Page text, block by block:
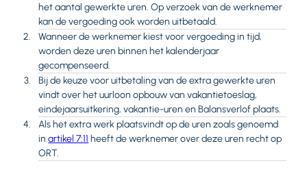
het aantal gewerkte uren. Op verzoek van de werknemer
kan de vergoeding ook worden uitbetaald.
Wanneer de werknemer kiest voor vergoeding in tijd,
worden deze uren binnen het kalenderjaar
gecompenseerd.
Bij de keuze voor uitbetaling van de extra gewerkte uren
vindt over het uurloon opbouw van vakantietoeslag,
eindejaarsuitkering, vakantie-uren en Balansverlof plaats.
Als het extra werk plaatsvindt op de uren zoals genoemd
inartikel 7:11 heeft de werknemer over deze uren recht op
ORT.